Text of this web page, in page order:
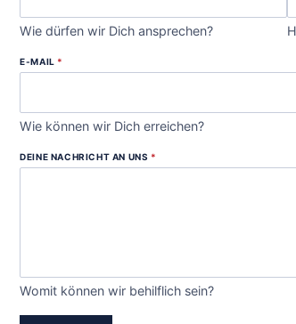
Wie dürfen wir Dich ansprechen?
E-MAIL *
Wie können wir Dich erreichen?
DEINE NACHRICHT AN UNS *
Womit können wir behilflich sein?